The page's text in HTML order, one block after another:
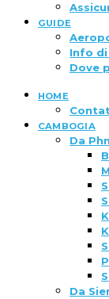
GUIDE
Info
Dove
HOME
CAMBOGIA
Da
Da